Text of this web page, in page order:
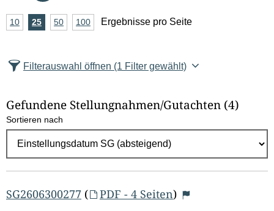
h
zurück
vor
A
z
l
E
g
e
b
10Ergebnisse
25Ergebnisse
50Ergebnisse
100Ergebnisse
Ergebnisse pro Seite
Filterauswahl öffnen (1 Filter gewählt)
Gefundene Stellungnahmen/⁠Gutachten (4)
Sortieren nach
SG2606300277 ( PDF - 4 Seiten)